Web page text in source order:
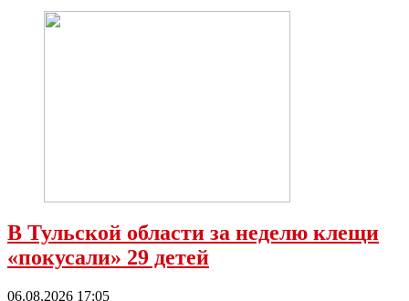
В Тульской области за неделю клещи
«покусали» 29 детей
06.08.2026 17:05